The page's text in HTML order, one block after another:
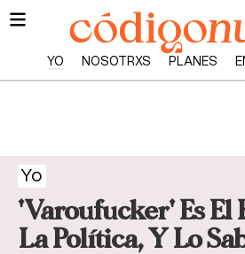
YO NOSOTRXS PLANES
Yo
'Varoufucker' Es El
La Política, Y Lo